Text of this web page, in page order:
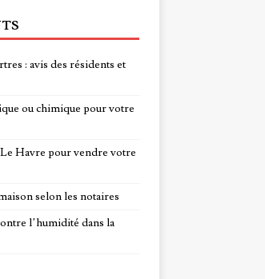
: avis des résidents et
ou chimique pour votre
Havre pour vendre votre
selon les notaires
l’humidité dans la